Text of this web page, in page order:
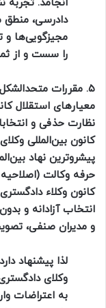
انجامد. تجربه
دادرسی، منطق
مجیزگویی‌ها و
را سست و از
۵. مقررات
معیارهای استقلال
نظارت حذفی و
کانون وکلاء
انتخاب آزادانه و
و مدیران صنفی،
لذا پیشنهاد
وکلای
به اعتراضات